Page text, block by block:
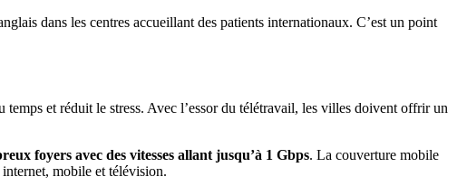
dans les centres accueillant des patients internationaux. C’est un point
et réduit le stress. Avec l’essor du télétravail, les villes doivent offrir un
foyers avec des vitesses allant jusqu’à 1 Gbps. La couverture mobile
mobile et télévision.